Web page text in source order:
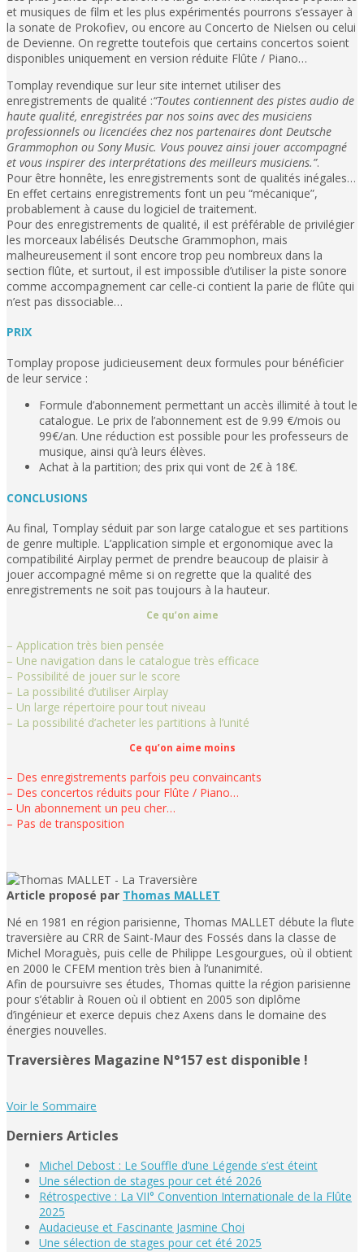
et musiques de film et les plus expérimentés pourrons s’essayer à
la sonate de Prokofiev, ou encore au Concerto de Nielsen ou celui
de Devienne. On regrette toutefois que certains concertos soient
disponibles uniquement en version réduite Flûte / Piano…
Tomplay revendique sur leur site internet utiliser des
enregistrements de qualité :“Toutes contiennent des pistes audio de
haute qualité, enregistrées par nos soins avec des musiciens
professionnels ou licenciées chez nos partenaires dont Deutsche
Grammophon ou Sony Music. Vous pouvez ainsi jouer accompagné
et vous inspirer des interprétations des meilleurs musiciens.”.
Pour être honnête, les enregistrements sont de qualités inégales…
En effet certains enregistrements font un peu “mécanique”,
probablement à cause du logiciel de traitement.
Pour des enregistrements de qualité, il est préférable de privilégier
les morceaux labélisés Deutsche Grammophon, mais
malheureusement il sont encore trop peu nombreux dans la
section flûte, et surtout, il est impossible d’utiliser la piste sonore
comme accompagnement car celle-ci contient la parie de flûte qui
n’est pas dissociable…
PRIX
Tomplay propose judicieusement deux formules pour bénéficier
de leur service :
Formule d’abonnement permettant un accès illimité à tout le
catalogue. Le prix de l’abonnement est de 9.99 €/mois ou
99€/an. Une réduction est possible pour les professeurs de
musique, ainsi qu’à leurs élèves.
Achat à la partition; des prix qui vont de 2€ à 18€.
CONCLUSIONS
Au final, Tomplay séduit par son large catalogue et ses partitions
de genre multiple. L’application simple et ergonomique avec la
compatibilité Airplay permet de prendre beaucoup de plaisir à
jouer accompagné même si on regrette que la qualité des
enregistrements ne soit pas toujours à la hauteur.
Ce qu’on aime
– Application très bien pensée
– Une navigation dans le catalogue très efficace
– Possibilité de jouer sur le score
– La possibilité d’utiliser Airplay
– Un large répertoire pour tout niveau
– La possibilité d’acheter les partitions à l’unité
Ce qu’on aime moins
– Des enregistrements parfois peu convaincants
– Des concertos réduits pour Flûte / Piano…
– Un abonnement un peu cher…
– Pas de transposition
Article proposé par Thomas MALLET
Né en 1981 en région parisienne, Thomas MALLET débute la flute
traversière au CRR de Saint-Maur des Fossés dans la classe de
Michel Moraguès, puis celle de Philippe Lesgourgues, où il obtient
en 2000 le CFEM mention très bien à l’unanimité.
Afin de poursuivre ses études, Thomas quitte la région parisienne
pour s’établir à Rouen où il obtient en 2005 son diplôme
d’ingénieur et exerce depuis chez Axens dans le domaine des
énergies nouvelles.
Traversières Magazine N°157 est disponible !
Voir le Sommaire
Derniers Articles
Michel Debost : Le Souffle d’une Légende s’est éteint
Une sélection de stages pour cet été 2026
Rétrospective : La VII° Convention Internationale de la Flûte
2025
Audacieuse et Fascinante Jasmine Choi
Une sélection de stages pour cet été 2025